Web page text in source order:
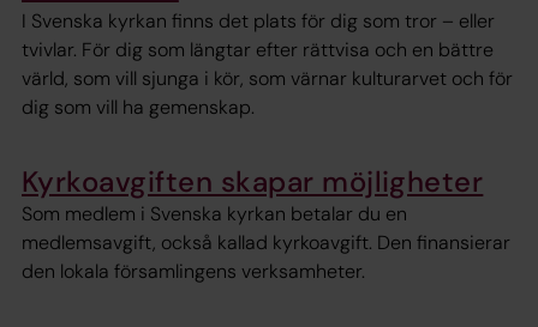
I Svenska kyrkan finns det plats för dig som tror – eller
tvivlar. För dig som längtar efter rättvisa och en bättre
värld, som vill sjunga i kör, som värnar kulturarvet och för
dig som vill ha gemenskap.
Kyrkoavgiften skapar möjligheter
Som medlem i Svenska kyrkan betalar du en
medlemsavgift, också kallad kyrkoavgift. Den finansierar
den lokala församlingens verksamheter.